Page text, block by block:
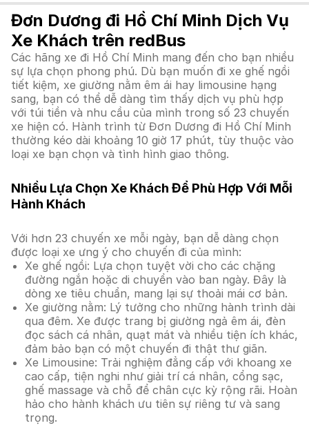
Đơn Dương đi Hồ Chí Minh Dịch Vụ
Xe Khách trên redBus
Các hãng xe đi Hồ Chí Minh mang đến cho bạn nhiều
sự lựa chọn phong phú. Dù bạn muốn đi xe ghế ngồi
tiết kiệm, xe giường nằm êm ái hay limousine hạng
sang, bạn có thể dễ dàng tìm thấy dịch vụ phù hợp
với túi tiền và nhu cầu của mình trong số 23 chuyến
xe hiện có. Hành trình từ Đơn Dương đi Hồ Chí Minh
thường kéo dài khoảng 10 giờ 17 phút, tùy thuộc vào
loại xe bạn chọn và tình hình giao thông.
Nhiều Lựa Chọn Xe Khách Để Phù Hợp Với Mỗi
Hành Khách
Với hơn 23 chuyến xe mỗi ngày, bạn dễ dàng chọn
được loại xe ưng ý cho chuyến đi của mình:
Xe ghế ngồi: Lựa chọn tuyệt vời cho các chặng
đường ngắn hoặc di chuyển vào ban ngày. Đây là
dòng xe tiêu chuẩn, mang lại sự thoải mái cơ bản.
Xe giường nằm: Lý tưởng cho những hành trình dài
qua đêm. Xe được trang bị giường ngả êm ái, đèn
đọc sách cá nhân, quạt mát và nhiều tiện ích khác,
đảm bảo bạn có một chuyến đi thật thư giãn.
Xe Limousine: Trải nghiệm đẳng cấp với khoang xe
cao cấp, tiện nghi như giải trí cá nhân, cổng sạc,
ghế massage và chỗ để chân cực kỳ rộng rãi. Hoàn
hảo cho hành khách ưu tiên sự riêng tư và sang
trọng.